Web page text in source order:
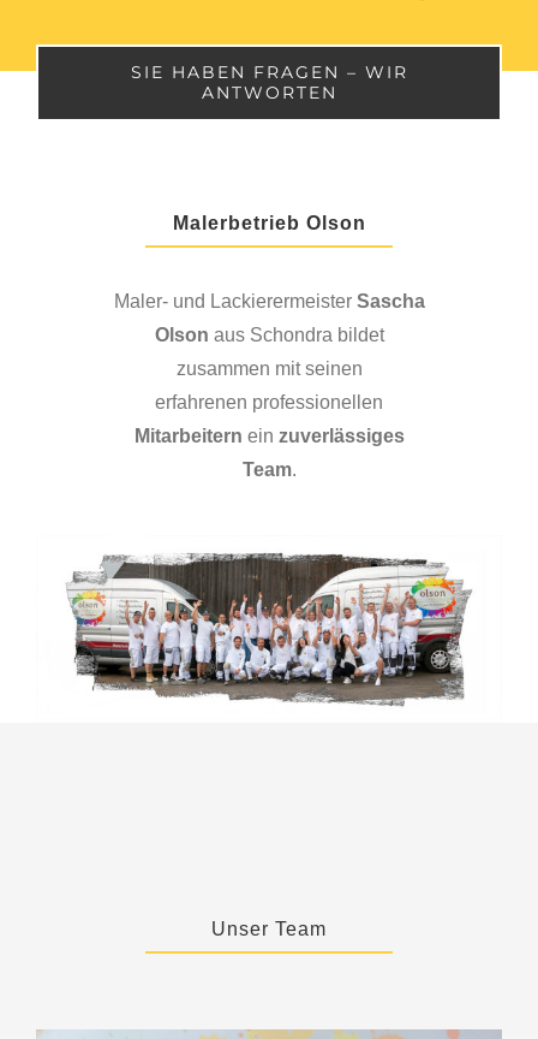
SIE HABEN FRAGEN – WIR
ANTWORTEN
Malerbetrieb Olson
Maler- und Lackierermeister Sascha
Olson aus Schondra bildet
zusammen mit seinen
erfahrenen professionellen
Mitarbeitern ein zuverlässiges
Team.
Unser Team